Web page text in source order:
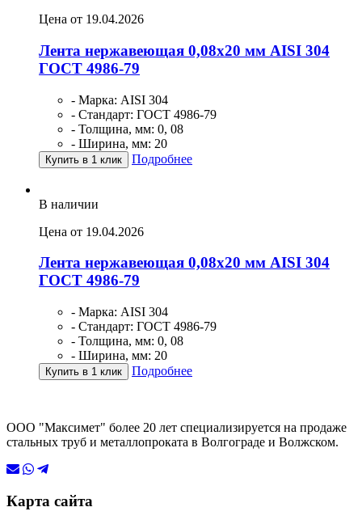
Цена от 19.04.2026
Лента нержавеющая 0,08х20 мм AISI 304
ГОСТ 4986-79
- Марка: AISI 304
- Стандарт: ГОСТ 4986-79
- Толщина, мм: 0, 08
- Ширина, мм: 20
Купить в 1 клик Подробнее
В наличии
Цена от 19.04.2026
Лента нержавеющая 0,08х20 мм AISI 304
ГОСТ 4986-79
- Марка: AISI 304
- Стандарт: ГОСТ 4986-79
- Толщина, мм: 0, 08
- Ширина, мм: 20
Купить в 1 клик Подробнее
ООО "Максимет" более 20 лет специализируется на продаже
стальных труб и металлопроката в Волгограде и Волжском.
Карта сайта